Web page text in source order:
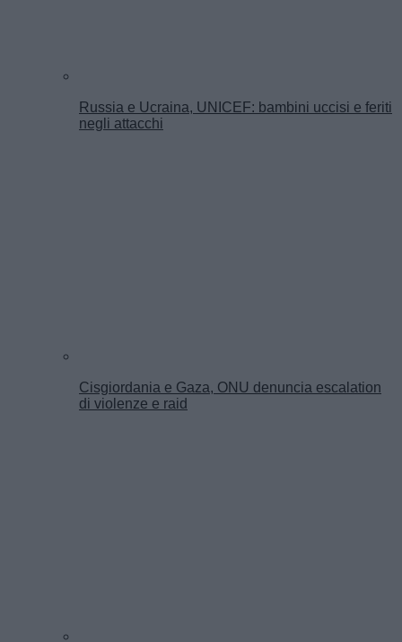
Russia e Ucraina, UNICEF: bambini uccisi e feriti
negli attacchi
Cisgiordania e Gaza, ONU denuncia escalation
di violenze e raid